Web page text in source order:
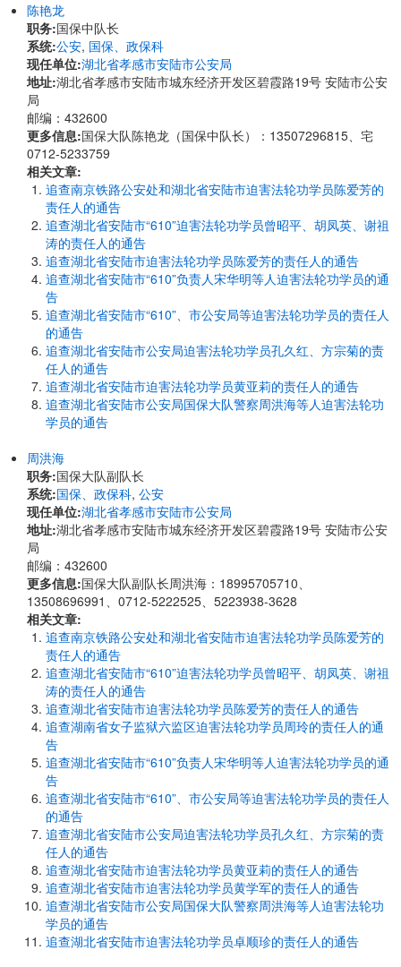
陈艳龙
职务:国保中队长
系统:公安, 国保、政保科
现任单位:湖北省孝感市安陆市公安局
地址:湖北省孝感市安陆市城东经济开发区碧霞路19号 安陆市公安
局
邮编：432600
更多信息:国保大队陈艳龙（国保中队长）：13507296815、宅
0712-5233759
相关文章:
追查南京铁路公安处和湖北省安陆市迫害法轮功学员陈爱芳的
责任人的通告
追查湖北省安陆市“610”迫害法轮功学员曾昭平、胡凤英、谢祖
涛的责任人的通告
追查湖北省安陆市迫害法轮功学员陈爱芳的责任人的通告
追查湖北省安陆市“610”负责人宋华明等人迫害法轮功学员的通
告
追查湖北省安陆市“610”、市公安局等迫害法轮功学员的责任人
的通告
追查湖北省安陆市公安局迫害法轮功学员孔久红、方宗菊的责
任人的通告
追查湖北省安陆市迫害法轮功学员黄亚莉的责任人的通告
追查湖北省安陆市公安局国保大队警察周洪海等人迫害法轮功
学员的通告
周洪海
职务:国保大队副队长
系统:国保、政保科, 公安
现任单位:湖北省孝感市安陆市公安局
地址:湖北省孝感市安陆市城东经济开发区碧霞路19号 安陆市公安
局
邮编：432600
更多信息:国保大队副队长周洪海：18995705710、
13508696991、0712-5222525、5223938-3628
相关文章:
追查南京铁路公安处和湖北省安陆市迫害法轮功学员陈爱芳的
责任人的通告
追查湖北省安陆市“610”迫害法轮功学员曾昭平、胡凤英、谢祖
涛的责任人的通告
追查湖北省安陆市迫害法轮功学员陈爱芳的责任人的通告
追查湖南省女子监狱六监区迫害法轮功学员周玲的责任人的通
告
追查湖北省安陆市“610”负责人宋华明等人迫害法轮功学员的通
告
追查湖北省安陆市“610”、市公安局等迫害法轮功学员的责任人
的通告
追查湖北省安陆市公安局迫害法轮功学员孔久红、方宗菊的责
任人的通告
追查湖北省安陆市迫害法轮功学员黄亚莉的责任人的通告
追查湖北省安陆市迫害法轮功学员黄学军的责任人的通告
追查湖北省安陆市公安局国保大队警察周洪海等人迫害法轮功
学员的通告
追查湖北省安陆市迫害法轮功学员卓顺珍的责任人的通告